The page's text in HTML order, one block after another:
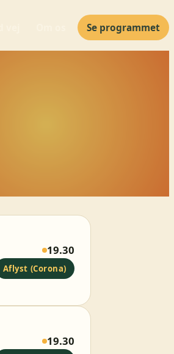
Se programmet
19.30
Aflyst (Corona)
19.30